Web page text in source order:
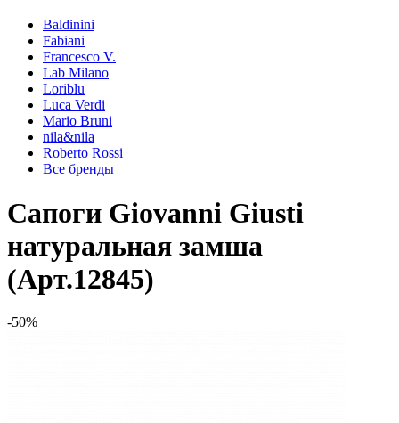
Baldinini
Fabiani
Francesco V.
Lab Milano
Loriblu
Luca Verdi
Mario Bruni
nila&nila
Roberto Rossi
Все бренды
Сапоги Giovanni Giusti
натуральная замша
(Арт.12845)
-50%